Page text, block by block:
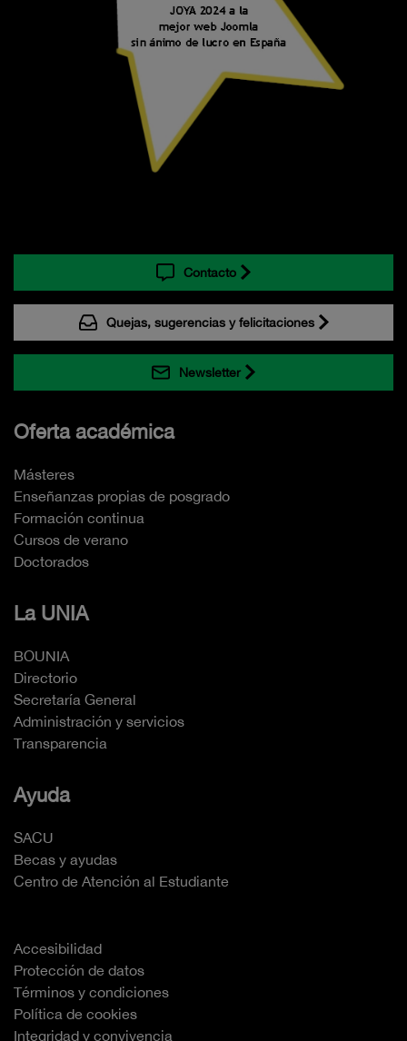
Contacto
Quejas, sugerencias y felicitaciones
Newsletter
Oferta académica
Másteres
Enseñanzas propias de posgrado
Formación continua
Cursos de verano
Doctorados
La UNIA
BOUNIA
Directorio
Secretaría General
Administración y servicios
Transparencia
Ayuda
SACU
Becas y ayudas
Centro de Atención al Estudiante
Accesibilidad
Protección de datos
Términos y condiciones
Política de cookies
Integridad y convivencia